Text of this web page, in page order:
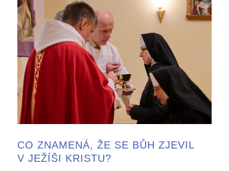
CO ZNAMENÁ, ŽE SE BŮH ZJEVIL
V JEŽÍŠI KRISTU?